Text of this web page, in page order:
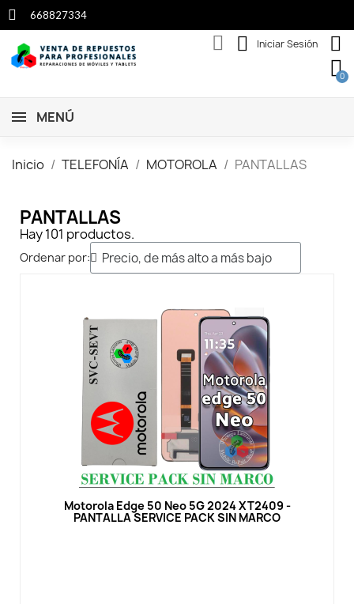
668827334
Iniciar Sesión
MENÚ
Inicio TELEFONÍA MOTOROLA PANTALLAS
PANTALLAS
Hay 101 productos.
Ordenar por:
Vista rápida
Motorola Edge 50 Neo 5G 2024 XT2409 -
PANTALLA SERVICE PACK SIN MARCO